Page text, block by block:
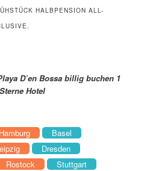
HALBPENSION ALL-
D’en Bossa billig buchen 1
Hotel
Hamburg
Basel
Dresden
Rostock
Stuttgart